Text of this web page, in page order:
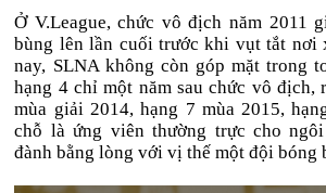
Ở V.League, chức vô địch năm 2011
bùng lên lần cuối trước khi vụt tắt nơi
nay, SLNA không còn góp mặt trong
hạng 4 chỉ một năm sau chức vô địch,
mùa giải 2014, hạng 7 mùa 2015,
chỗ là ứng viên thường trực cho
đành bằng lòng với vị thế một đội bóng